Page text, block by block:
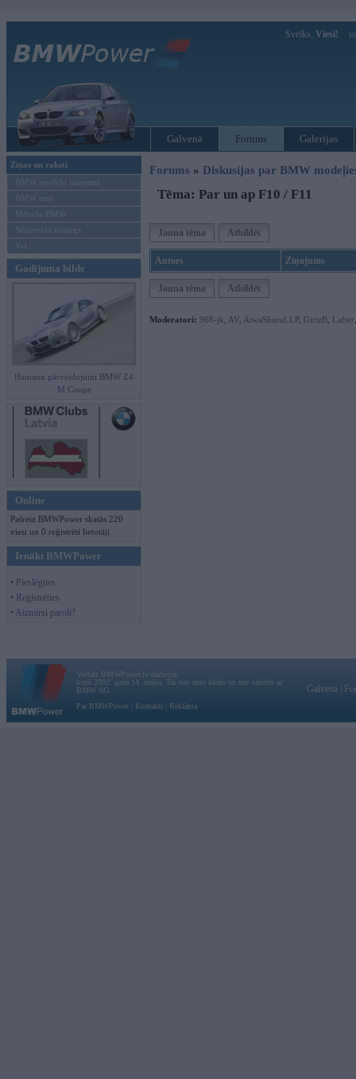
Sveiks, Viesi!
Galvenā Forums Galerijas
Ziņas un raksti
BMW modeļu jaunumi
BMW testi
Mēneša BMW
Sērijveida tūnings
Vel...
Gadījuma bilde
Hamann pārveidojumi BMW Z4
M Coupe
Online
Pašreiz BMWPower skatās 220
viesi un 0 reģistrēti lietotāji.
Ienākt BMWPower
• Pieslēgties
• Reģistrēties
• Aizmirsi paroli?
Forums » Diskusijas par BMW
Tēma: Par un ap F10 / F11
Jauna tēma Atbildēt
Autors Ziņojums
Jauna tēma Atbildēt
Moderatori: 968-jk AV AiwaShuraLLP, GirtzB Lafter
Vortāls BMWPower.lv darbojas
kopš 2002. gada 14. maija. Tas nav auto klubs un nav saistīts ar
BMW AG.
Par BMWPower
Kontakti Reklāma
Galvena